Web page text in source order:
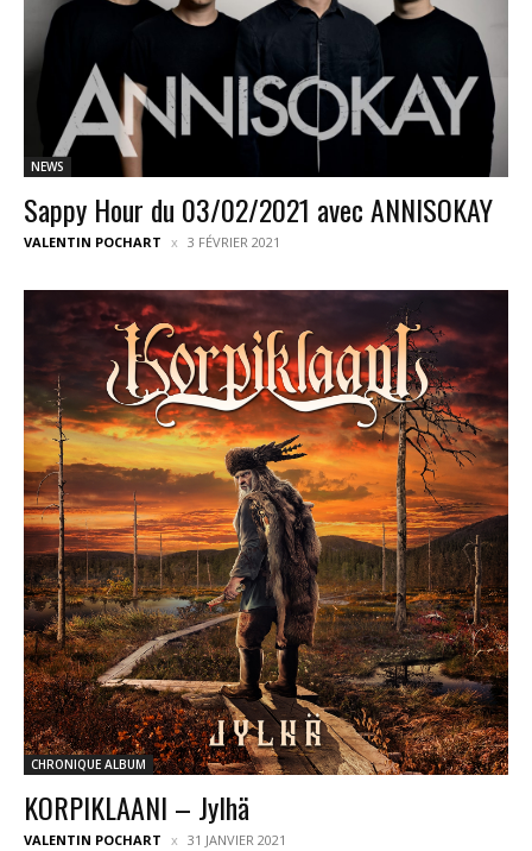
NEWS
Sappy Hour du 03/02/2021 avec ANNISOKAY
VALENTIN POCHART 3 FÉVRIER 2021
CHRONIQUE ALBUM
KORPIKLAANI – Jylhä
VALENTIN POCHART 31 JANVIER 2021